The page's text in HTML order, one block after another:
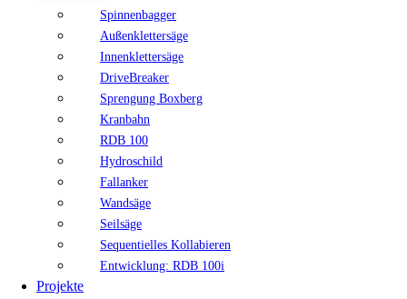
Spinnenbagger
Außenklettersäge
Innenklettersäge
DriveBreaker
Sprengung Boxberg
Kranbahn
RDB 100
Hydroschild
Fallanker
Wandsäge
Seilsäge
Sequentielles Kollabieren
Entwicklung: RDB 100i
Projekte